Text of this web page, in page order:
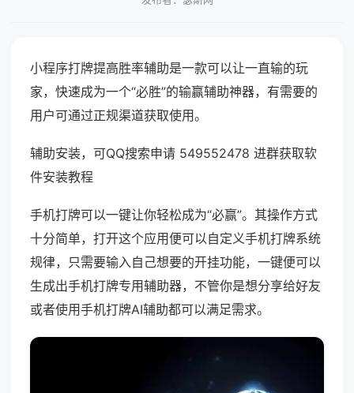
小程序打牌提高胜率辅助是一款可以让一直输的玩
家，快速成为一个“必胜”的输赢辅助神器，有需要的
用户可通过正规渠道获取使用。
辅助安装，可QQ搜索申请 549552478 进群获取软
件安装教程
手机打牌可以一键让你轻松成为“必赢”。其操作方式
十分简单，打开这个应用便可以自定义手机打牌系统
规律，只需要输入自己想要的开挂功能，一键便可以
生成出手机打牌专用辅助器，不管你是想分享给好友
或者使用手机打牌AI辅助都可以满足需求。